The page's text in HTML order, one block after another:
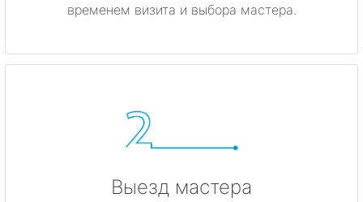
временем визита и выбора мастера.
Выезд мастера